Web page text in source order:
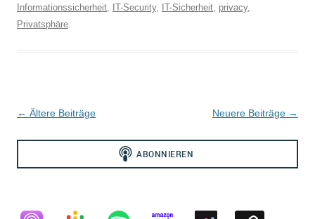
Informationssicherheit, IT-Security, IT-Sicherheit, privacy,
Privatsphäre.
Beitragsnavigation
← Ältere Beiträge Neuere Beiträge →